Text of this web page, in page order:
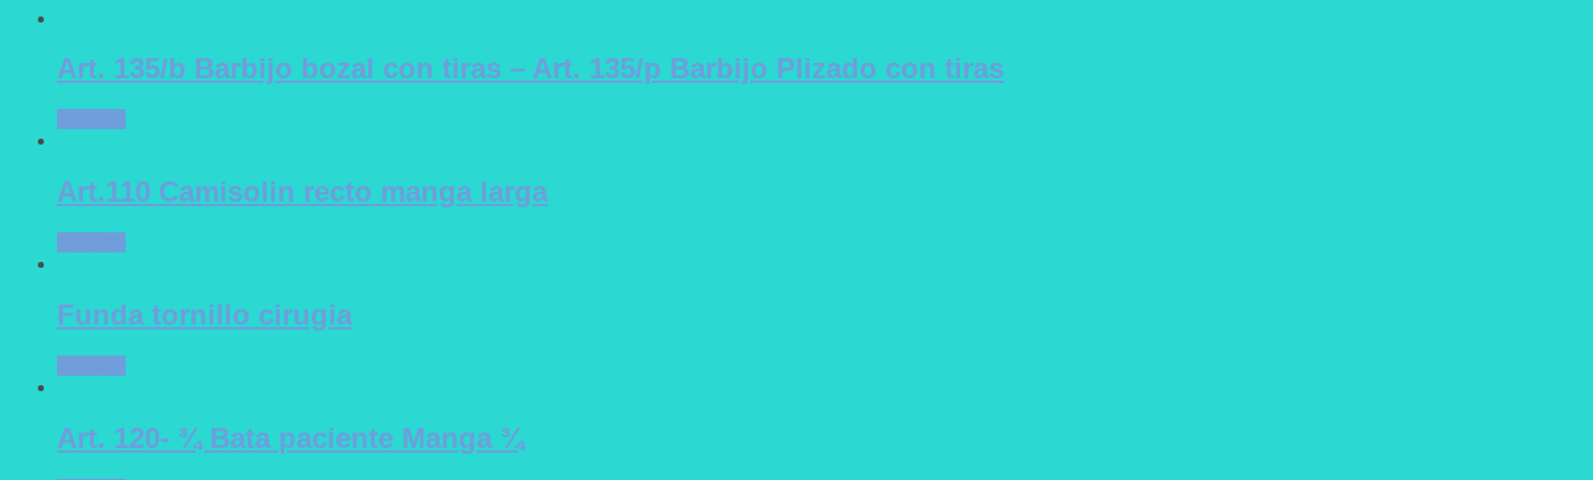
Art. 135/b Barbijo bozal con tiras – Art. 135/p Barbijo Plizado con tiras
Art.110 Camisolin recto manga larga
Funda tornillo cirugia
Art. 120- ¾ Bata paciente Manga ¾